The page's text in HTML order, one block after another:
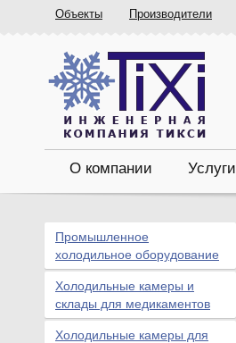
Объекты Производители
О компании Услуги
Промышленное
холодильное оборудование
Холодильные камеры и
склады для медикаментов
Холодильные камеры для